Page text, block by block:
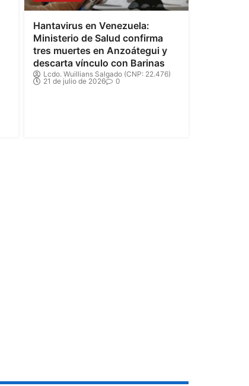
Hantavirus en Venezuela:
Ministerio de Salud confirma
tres muertes en Anzoátegui y
descarta vínculo con Barinas
Lcdo. Wuillians Salgado (CNP: 22.476)
21 de julio de 2026
0